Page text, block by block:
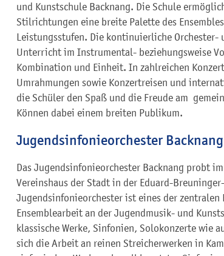
und Kunstschule Backnang. Die Schule
Stilrichtungen eine breite Palette des
Leistungsstufen. Die kontinuierliche
Unterricht im Instrumental- beziehungsweise
Kombination und Einheit. In zahlreichen
Umrahmungen sowie Konzertreisen und
die Schüler den Spaß und die Freude am
Können dabei einem breiten Publikum.
Jugendsinfonieorchester Backnang
Das Jugendsinfonieorchester Backnang probt
Vereinshaus der Stadt in der Eduard-
Jugendsinfonieorchester ist eines der zentralen
Ensemblearbeit an der Jugendmusik- und
klassische Werke, Sinfonien, Solokonzerte wie
sich die Arbeit an reinen Streicherwerken in